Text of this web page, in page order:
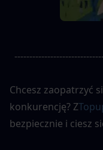
Chcesz zaopatrzyć
konkurencję? Z
bezpiecznie i ciesz